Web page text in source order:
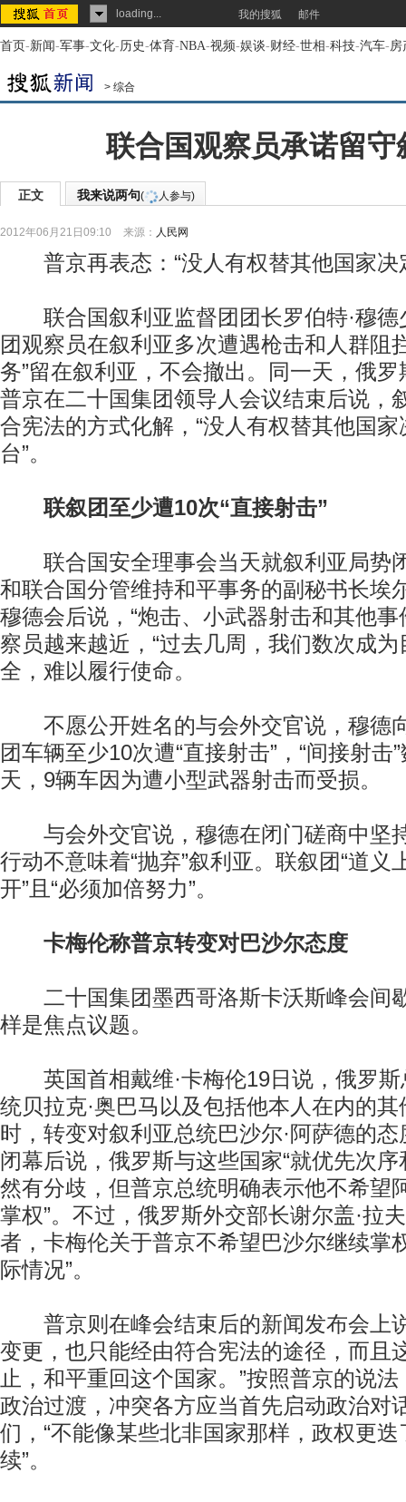
loading... 我的搜狐 邮件
首页-新闻-军事-文化-历史-体育-NBA-视频-娱谈-财经-世相-科技-汽车-房
> 综合
联合国观察员承诺留守
正文 我来说两句( 人参与)
2012年06月21日09:10 来源： 人民网
普京再表态：“没人有权替其他国家决
联合国叙利亚监督团团长罗伯特·穆德
团观察员在叙利亚多次遭遇枪击和人群阻
务”留在叙利亚，不会撤出。同一天，俄罗
普京在二十国集团领导人会议结束后说，
合宪法的方式化解，“没人有权替其他国
台”。
联叙团至少遭10次“直接射击”
联合国安全理事会当天就叙利亚局势
和联合国分管维持和平事务的副秘书长埃
穆德会后说，“炮击、小武器射击和其他事
察员越来越近，“过去几周，我们数次成为
全，难以履行使命。
不愿公开姓名的与会外交官说，穆德
团车辆至少10次遭“直接射击”，“间接射击
天，9辆车因为遭小型武器射击而受损。
与会外交官说，穆德在闭门磋商中坚
行动不意味着“抛弃”叙利亚。联叙团“道义
开”且“必须加倍努力”。
卡梅伦称普京转变对巴沙尔态度
二十国集团墨西哥洛斯卡沃斯峰会间
样是焦点议题。
英国首相戴维·卡梅伦19日说，俄罗斯
统贝拉克·奥巴马以及包括他本人在内的
时，转变对叙利亚总统巴沙尔·阿萨德的
闭幕后说，俄罗斯与这些国家“就优先次
然有分歧，但普京总统明确表示他不希望
掌权”。不过，俄罗斯外交部长谢尔盖·拉
者，卡梅伦关于普京不希望巴沙尔继续掌
际情况”。
普京则在峰会结束后的新闻发布会上
变更，也只能经由符合宪法的途径，而且
止，和平重回这个国家。”按照普京的说
政治过渡，冲突各方应当首先启动政治对
们，“不能像某些北非国家那样，政权更
续”。